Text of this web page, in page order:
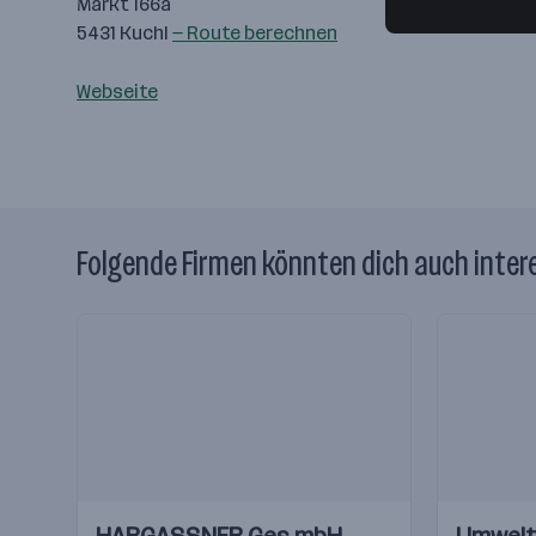
5431 Kuchl — Route berechnen
Webseite
Folgende Firmen könnten dich auch
Einblicke
Einblicke Einblicke
Einblicke